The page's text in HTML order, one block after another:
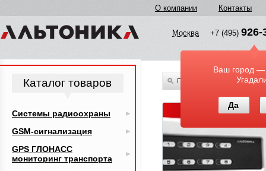
О компании Контакты
Москва +7 (495) 926-
Ваш город —
Да
По всему каталогу
Каталог товаров
Системы радиоохраны
GSM-сигнализация
GPS ГЛОНАСС
мониторинг транспорта